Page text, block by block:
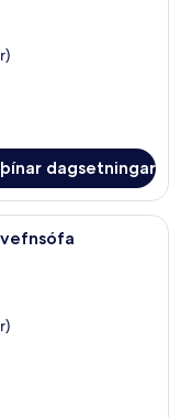
dagsetningar
örbylgjuofn,